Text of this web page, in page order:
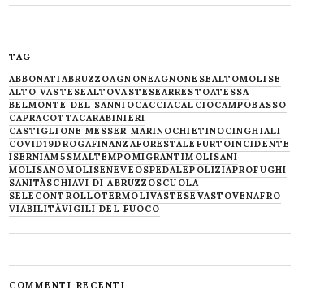
TAG
ABBONATIABRUZZOAGNONEAGNONESEALTOMOLISE
ALTO VASTESEALTOVASTESEARRESTOATESSA
BELMONTE DEL SANNIOCACCIACALCIOCAMPOBASSO
CAPRACOTTACARABINIERI
CASTIGLIONE MESSER MARINOCHIETINOCINGHIALI
COVID19DROGAFINANZAFORESTALE FURTOINCIDENTE
ISERNIAM5SMALTEMPOMIGRANTIMOLISANI
MOLISANOMOLISENEVE OSPEDALEPOLIZIAPROFUGHI
SANITÀSCHIAVI DI ABRUZZOSCUOLA
SELECONTROLLOTERMOLIVASTESE VASTOVENAFRO
VIABILITÀVIGILI DEL FUOCO
COMMENTI RECENTI